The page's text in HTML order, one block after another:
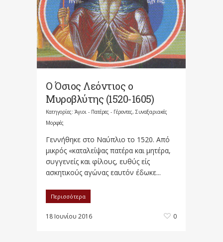
Ο Όσιος Λεόντιος ο
Μυροβλύτης (1520-1605)
Κατηγορίες: Άγιοι - Πατέρες - Γέροντες, Συναξαριακές
Μορφές
Γεννήθηκε στο Ναύπλιο το 1520. Από
μικρός «καταλείψας πατέρα και μητέρα,
συγγενείς και φίλους, ευθύς είς
ασκητικούς αγώνας εαυτόν έδωκε...
Περισσότερα
18 Ιουνίου 2016 0